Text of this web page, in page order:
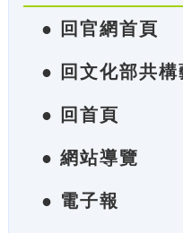
● 回官網首頁
● 回文化部共
● 回首頁
● 網站導覽
● 電子報